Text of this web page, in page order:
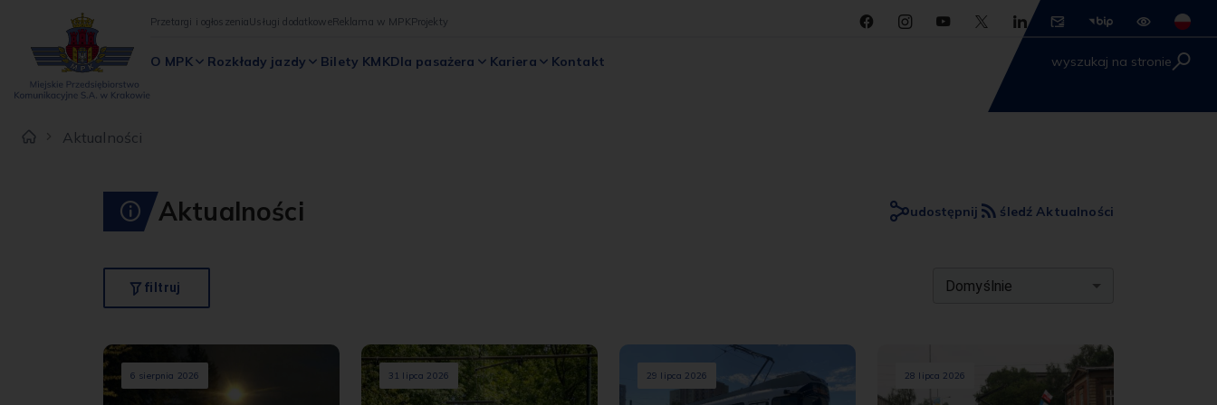
Przetargi i ogłoszeniaUsługi dodatkoweReklama w MPKProjekty
O MPK Rozkłady jazdy Bilety KMKDla pasażera Kariera Kontakt wyszukaj na stronie
Aktualności
Aktualności udostępnij śledź Aktualności
filtruj Domyślnie
6 sierpnia 2026 31 lipca 2026 29 lipca 2026 28 lipca 2026